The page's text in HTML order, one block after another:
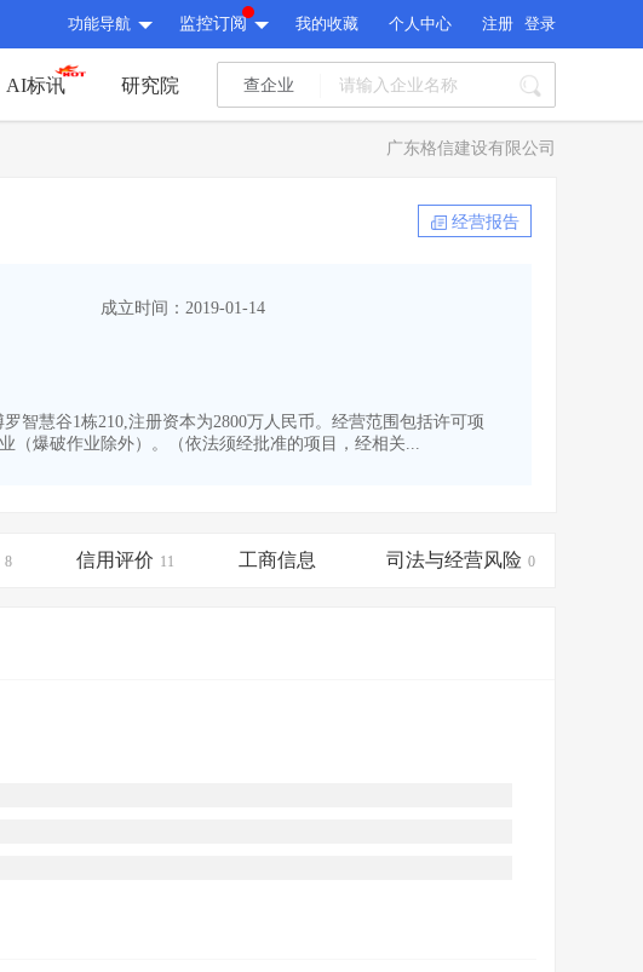
功能导航 监控订阅 我的收藏 个人中心 注册 登录
研究报告>
其他服务
AI标讯 研究院 查企业
API接口> 市场经营AI云平台>
会员服务 > 数据导出服务 >
广东格信建设有限公司
经营报告
成立时间：2019-01-14
智慧谷1栋210,注册资本为2800万人民币。经营范围包括许可项
（爆破作业除外）。（依法须经批准的项目，经相关...
8 信用评价 11 工商信息 司法与经营风险 0